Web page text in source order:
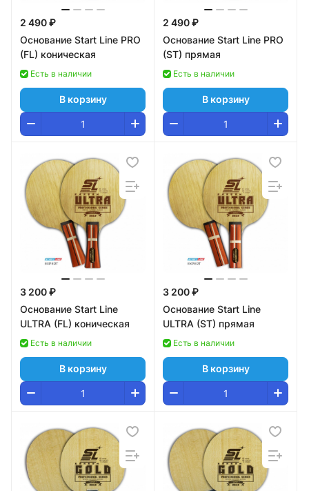
2 490 ₽
Основание Start Line PRO
(FL) коническая
Есть в наличии
В корзину
2 490 ₽
Основание Start Line PRO
(ST) прямая
Есть в наличии
В корзину
3 200 ₽
Основание Start Line
ULTRA (FL) коническая
Есть в наличии
В корзину
3 200 ₽
Основание Start Line
ULTRA (ST) прямая
Есть в наличии
В корзину